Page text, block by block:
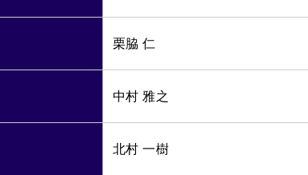
栗脇 仁
中村 雅之
北村 一樹